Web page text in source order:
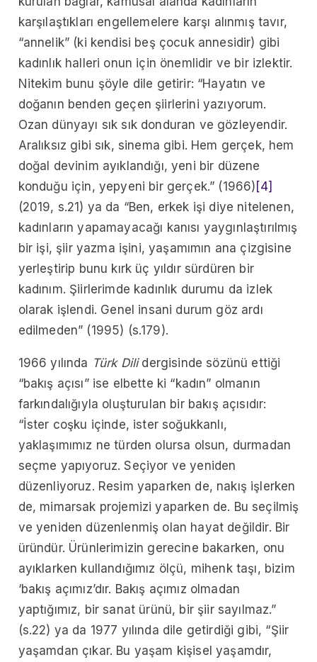
karşılaştıkları engellemelere karşı alınmış tavır,
“annelik” (ki kendisi beş çocuk annesidir) gibi
kadınlık halleri onun için önemlidir ve bir izlektir.
Nitekim bunu şöyle dile getirir: “Hayatın ve
doğanın benden geçen şiirlerini yazıyorum.
Ozan dünyayı sık sık donduran ve gözleyendir.
Aralıksız gibi sık, sinema gibi. Hem gerçek, hem
doğal devinim ayıklandığı, yeni bir düzene
konduğu için, yepyeni bir gerçek.” (1966) [4]
(2019, s.21) ya da “Ben, erkek işi diye nitelenen,
kadınların yapamayacağı kanısı yaygınlaştırılmış
bir işi, şiir yazma işini, yaşamımın ana çizgisine
yerleştirip bunu kırk üç yıldır sürdüren bir
kadınım. Şiirlerimde kadınlık durumu da izlek
olarak işlendi. Genel insani durum göz ardı
edilmeden” (1995) (s.179).
1966 yılında Türk Dili dergisinde sözünü ettiği
“bakış açısı” ise elbette ki “kadın” olmanın
farkındalığıyla oluşturulan bir bakış açısıdır:
“İster coşku içinde, ister soğukkanlı,
yaklaşımımız ne türden olursa olsun, durmadan
seçme yapıyoruz. Seçiyor ve yeniden
düzenliyoruz. Resim yaparken de, nakış işlerken
de, mimarsak projemizi yaparken de. Bu seçilmiş
ve yeniden düzenlenmiş olan hayat değildir. Bir
üründür. Ürünlerimizin gerecine bakarken, onu
ayıklarken kullandığımız ölçü, mihenk taşı, bizim
‘bakış açımız’dır. Bakış açımız olmadan
yaptığımız, bir sanat ürünü, bir şiir sayılmaz.”
(s.22) ya da 1977 yılında dile getirdiği gibi, “Şiir
yaşamdan çıkar. Bu yaşam kişisel yaşamdır,